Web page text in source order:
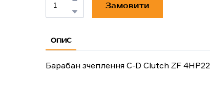
Замовити
ОПИС
Барабан зчеплення C-D Clutch ZF 4HP22